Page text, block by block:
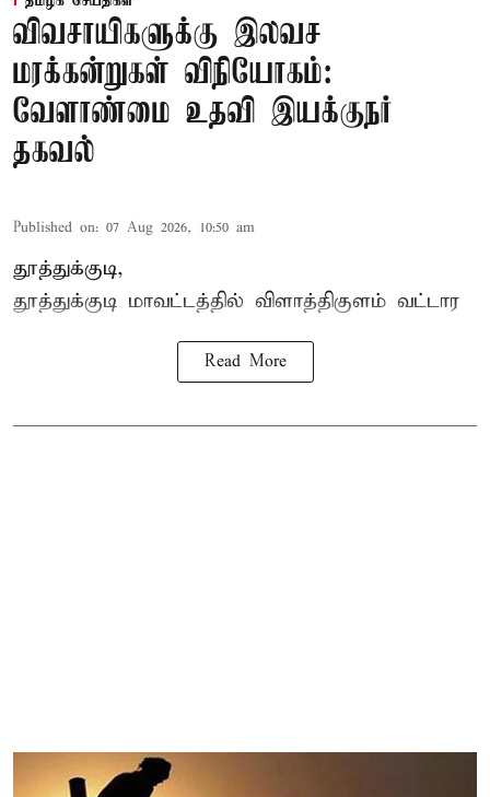
விவசாயிகளுக்கு இலவச
மரக்கன்றுகள் விநியோகம்:
வேளாண்மை உதவி இயக்குநர்
தகவல்
Published on: 07 Aug 2026, 10:50 am
தூத்துக்குடி,
தூத்துக்குடி மாவட்டத்தில் விளாத்திகுளம் வட்டார
Read More